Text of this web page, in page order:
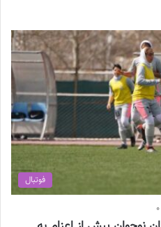
فوتبال
0